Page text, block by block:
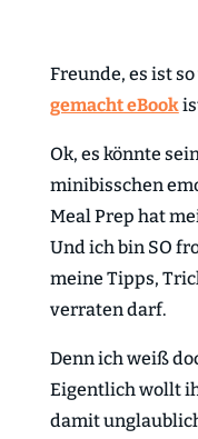
Freunde, es ist so
gemacht eBook
Ok, es könnte
minibisschen
Meal Prep hat
Und ich bin SO
meine Tipps,
verraten darf.
Denn ich weiß
Eigentlich wollt
damit